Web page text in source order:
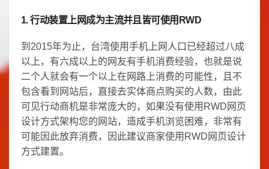
1. 行动装置上网成为主流并且皆可使用RWD
到2015年为止，台湾使用手机上网人口已经超过八成
以上，有六成以上的网友有手机消费经验，也就是说
二个人就会有一个以上在网路上消费的可能性，且不
包含看到网站后，直接去实体商点购买的人数，由此
可见行动商机是非常庞大的，如果没有使用RWD网页
设计方式架构您的网站，造成手机浏览困难，非常有
可能因此放弃消费，因此建议商家使用RWD网页设计
方式建置。